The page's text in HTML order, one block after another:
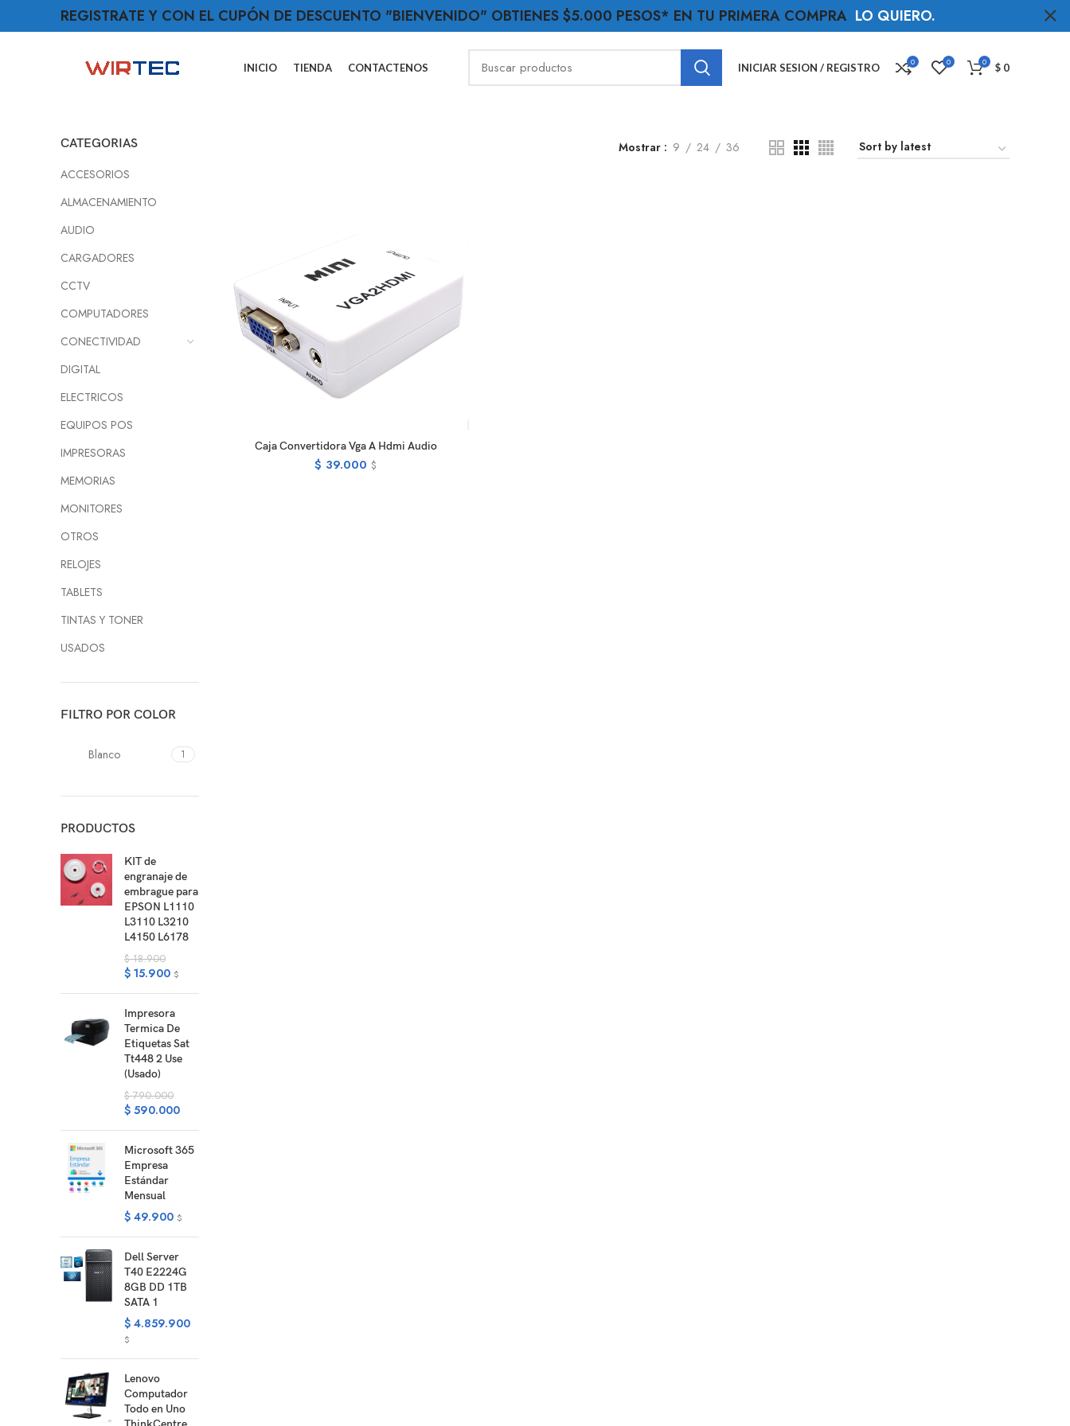
INICIO TIENDA CONTACTENOS INICIAR SESION / REGISTRO 0 0 0 $ 0
CATEGORIAS
ACCESORIOS
ALMACENAMIENTO
AUDIO
CARGADORES
CCTV
COMPUTADORES
CONECTIVIDAD
DIGITAL
ELECTRICOS
EQUIPOS POS
IMPRESORAS
MEMORIAS
MONITORES
OTROS
RELOJES
TABLETS
TINTAS Y TONER
USADOS
FILTRO POR COLOR
Blanco 1
PRODUCTOS
KIT de
engranaje de
embrague para
EPSON L1110
L3110 L3210
L4150 L6178
$18.900
$ 15.900 $
Impresora
Termica De
Etiquetas Sat
Tt448 2 Use
(Usado)
$790.000
$ 590.000
Microsoft 365
Empresa
Estándar
Mensual
$ 49.900 $
Dell Server
T40 E2224G
8GB DD 1TB
SATA 1
$ 4.859.900
$
Lenovo
Computador
Todo en Uno
Mostrar 9 24 36
ADD TO CART
Caja Convertidora Vga A Hdmi Audio
$ 39.000 $
REGISTRATE Y CON EL CUPÓN DE DESCUENTO "BIENVENIDO" OBTIENES $5.000 PESOS* EN TU PRIMERA COMPRA LO QUIERO.